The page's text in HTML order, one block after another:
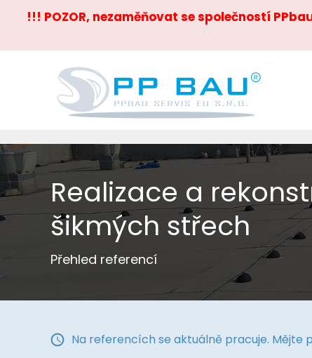
!!! POZOR, nezaměňovat se společností
Realizace a
šikmých střech
Přehled referencí
Na referencích se aktuálně pracuje. Mějte